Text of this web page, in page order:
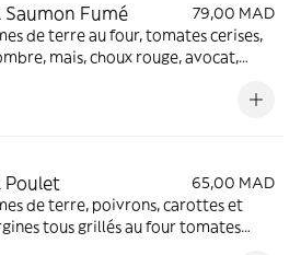
Saumon Fumé
79,00 MAD
de terre au four, tomates cerises,
mais, choux rouge, avocat,
Poulet
65,00 MAD
de terre, poivrons, carottes et
tous grillés au four tomates